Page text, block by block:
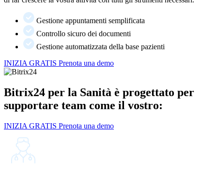
Gestione appuntamenti semplificata
Controllo sicuro dei documenti
Gestione automatizzata della base pazienti
INIZIA GRATIS Prenota una demo
Bitrix24 per la Sanità è progettato per
supportare team come il vostro:
INIZIA GRATIS Prenota una demo